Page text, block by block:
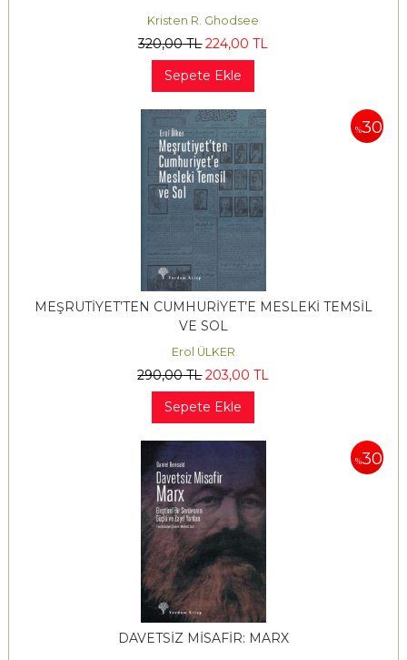
Kristen R. Ghodsee
320,00TL 224,00 TL
Sepete Ekle
%30
MEŞRUTİYET’TEN CUMHURİYET’E MESLEKİ TEMSİL
VE SOL
Erol ÜLKER
290,00TL 203,00 TL
Sepete Ekle
%30
DAVETSİZ MİSAFİR: MARX